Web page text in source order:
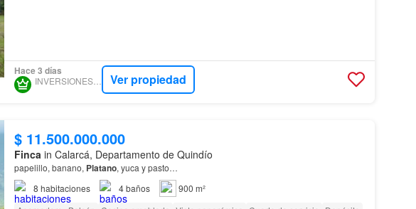
Hace 3 días
INVERSIONES QUINDIO Ver propiedad
$ 11.500.000.000
Finca in Calarcá, Departamento de Quindío
papelillo, banano, Platano, yuca y pasto…
8 habitaciones 4baños
900 m²